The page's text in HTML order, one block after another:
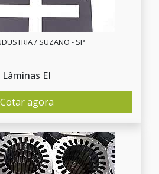
/ SUZANO - SP
Lâminas EI
Cotar agora